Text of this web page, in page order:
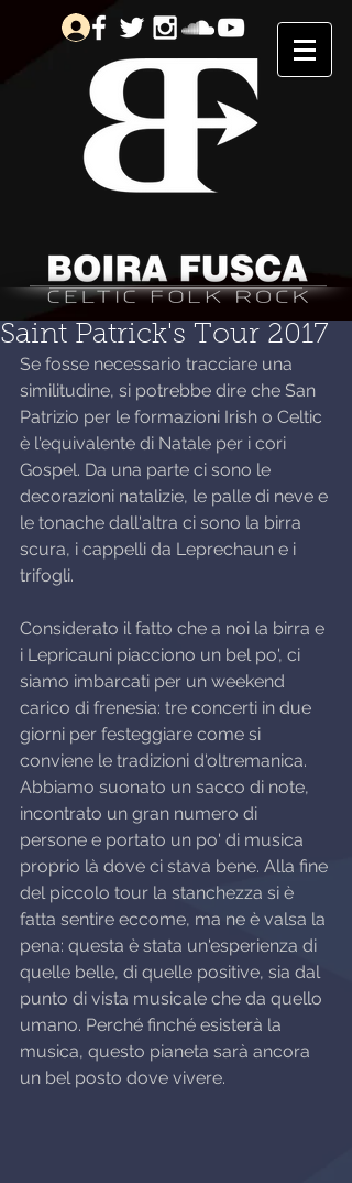
Saint Patrick's Tour 2017
Se fosse necessario tracciare una
similitudine, si potrebbe dire che San
Patrizio per le formazioni Irish o Celtic
è l'equivalente di Natale per i cori
Gospel. Da una parte ci sono le
decorazioni natalizie, le palle di neve e
le tonache dall'altra ci sono la birra
scura, i cappelli da Leprechaun e i
trifogli.
Considerato il fatto che a noi la birra e
i Lepricauni piacciono un bel po', ci
siamo imbarcati per un weekend
carico di frenesia: tre concerti in due
giorni per festeggiare come si
conviene le tradizioni d'oltremanica.
Abbiamo suonato un sacco di note,
incontrato un gran numero di
persone e portato un po' di musica
proprio là dove ci stava bene. Alla fine
del piccolo tour la stanchezza si è
fatta sentire eccome, ma ne è valsa la
pena: questa è stata un'esperienza di
quelle belle, di quelle positive, sia dal
punto di vista musicale che da quello
umano. Perché finché esisterà la
musica, questo pianeta sarà ancora
un bel posto dove vivere.